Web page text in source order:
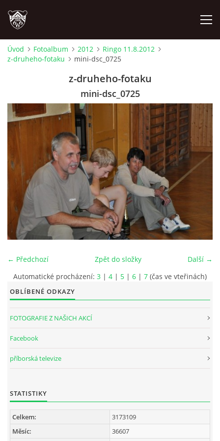
ÚVOD
PROBĚHLÉ AKCE
FOTOALBUM
VIDEA
INTERNÍ SEKCE
Úvod Fotoalbum 2012
Ringo 11.8.2012
z-druheho-fotaku
mini-dsc_0725
z-druheho-fotaku
mini-dsc_0725
← Předchozí Další →
Zpět do složky
Automatické procházení: 3 | 4 | 5 | 6 | 7 (čas ve vteřinách)
OBLÍBENÉ ODKAZY
FOTOGRAFIE Z NAŠICH AKCÍ
Facebook
příborská televize
STATISTIKY
Celkem:
3173109
Měsíc:
36607